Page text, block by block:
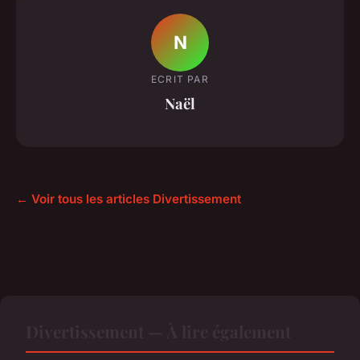
N
ECRIT PAR
Naël
← Voir tous les articles Divertissement